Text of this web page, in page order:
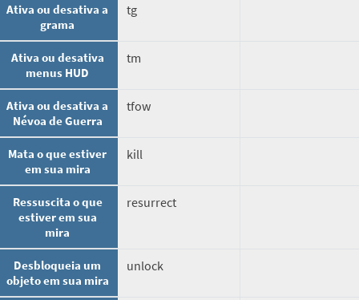
Ativa ou desativa a
grama
tg
Ativa ou desativa
menus HUD
tm
Ativa ou desativa a
Névoa de Guerra
tfow
Mata o que estiver
em sua mira
kill
Ressuscita o que
estiver em sua
mira
resurrect
Desbloqueia um
objeto em sua mira
unlock